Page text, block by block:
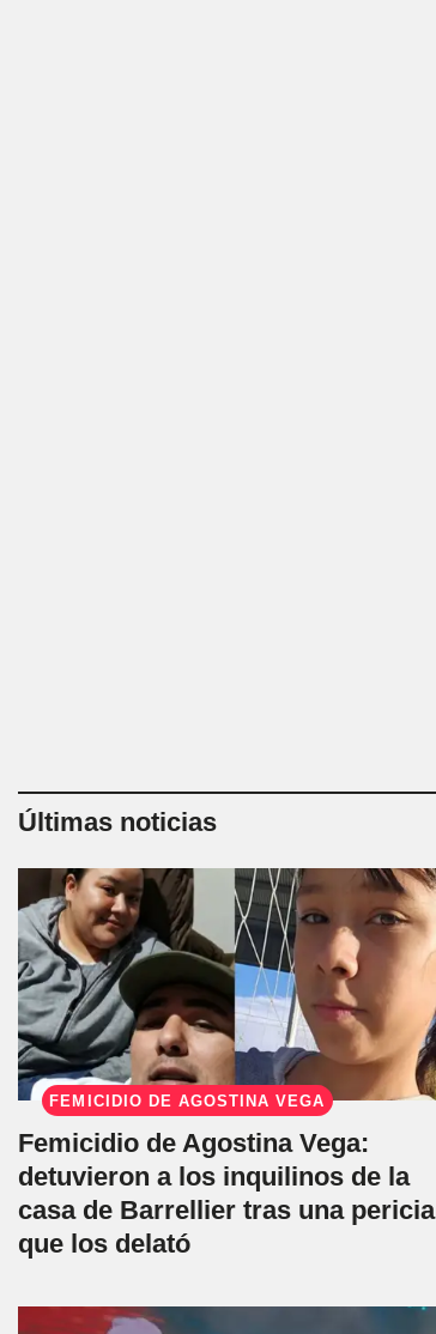
Últimas noticias
FEMICIDIO DE AGOSTINA VEGA
Femicidio de Agostina Vega:
detuvieron a los inquilinos de la
casa de Barrellier tras una pericia
que los delató